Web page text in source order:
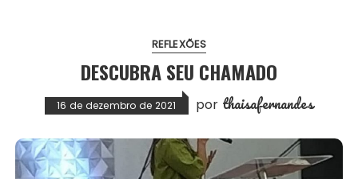
REFLEXÕES
DESCUBRA SEU CHAMADO
16 de dezembro de 2021 por thaisafernandes